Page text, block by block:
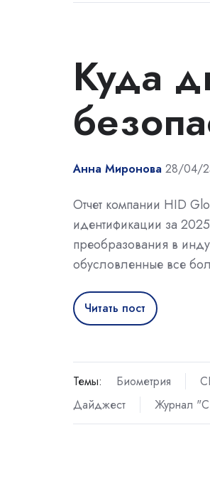
Куда
Анна Миронова 28/04/
Отчет компании HID
идентификации за
преобразования в
обусловленные все
Читать пост
Темы: Биометрия
Дайджест
Журнал